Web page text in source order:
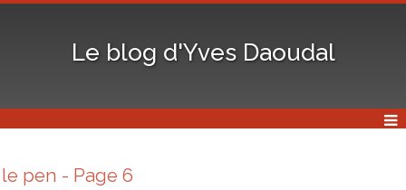
Le blog d'Yves Daoudal
le pen - Page 6